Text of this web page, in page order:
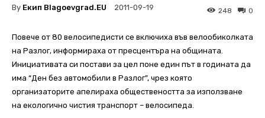
By Екип Blagoevgrad.EU 2011-09-19 0
248
Повече от 80 велосипедисти се включиха във велообиколката
на Разлог, информираха от пресцентъра на общината.
Инициативата си постави за цел поне един път в годината да
има “Ден без автомобили в Разлог”, чрез която
организаторите апелираха обществеността за използване
на екологично чистия транспорт – велосипеда.